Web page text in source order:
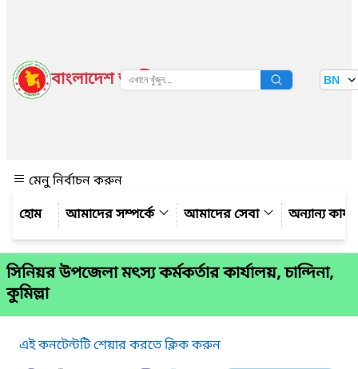
বাংলাদেশ জাতীয় তথ্য বাতায়ন BN
মেনু নির্বাচন করুন
আমাদের সম্পর্কে
আমাদের সেবা অন্যান্য
সিনিয়র উপজেলা মৎস্য কর্মকর্তার কার্যালয়, চান্দিনা,
কুমিল্লা
এই কনটেন্টটি শেয়ার করতে ক্লিক করুন